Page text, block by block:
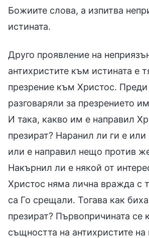
Божиите слова, а изпитва
истината.
Друго проявление на
антихристите към истината е
презрение към Христос.
разговаряли за презрението
И така, какво им е направил
презират? Наранил ли ги е
или е направил нещо против
Накърнил ли е някой от
Христос няма лична вражда с
са Го срещали. Тогава как
презират? Първопричината се
същността на антихристите